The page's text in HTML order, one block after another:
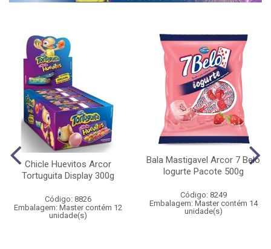
Chicle Huevitos Arcor
Tortuguita Display 300g
Código: 8826
Embalagem: Master contém 12
unidade(s)
Bala Mastigavel Arcor 7 Belo
Iogurte Pacote 500g
Código: 8249
Embalagem: Master contém 14
unidade(s)